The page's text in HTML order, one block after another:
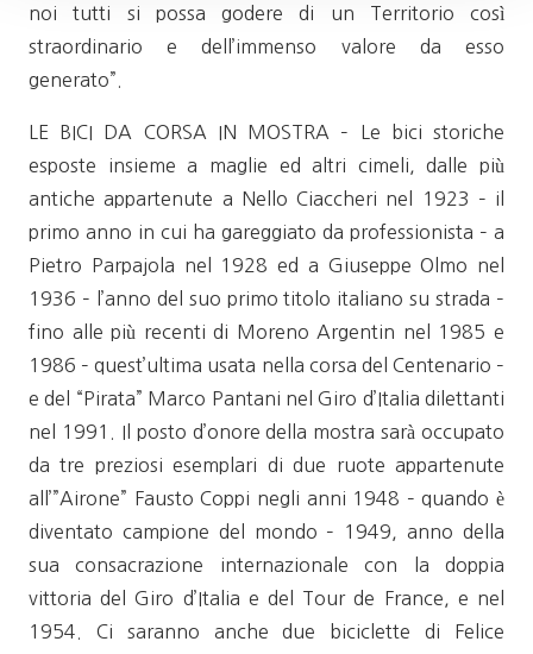
noi tutti si possa godere di un Territorio così
straordinario e dell’immenso valore da esso
generato”.
LE BICI DA CORSA IN MOSTRA – Le bici storiche
esposte insieme a maglie ed altri cimeli, dalle più
antiche appartenute a Nello Ciaccheri nel 1923 – il
primo anno in cui ha gareggiato da professionista – a
Pietro Parpajola nel 1928 ed a Giuseppe Olmo nel
1936 – l’anno del suo primo titolo italiano su strada –
fino alle più recenti di Moreno Argentin nel 1985 e
1986 – quest’ultima usata nella corsa del Centenario –
e del “Pirata” Marco Pantani nel Giro d’Italia dilettanti
nel 1991. Il posto d’onore della mostra sarà occupato
da tre preziosi esemplari di due ruote appartenute
all’”Airone” Fausto Coppi negli anni 1948 – quando è
diventato campione del mondo – 1949, anno della
sua consacrazione internazionale con la doppia
vittoria del Giro d’Italia e del Tour de France, e nel
1954. Ci saranno anche due biciclette di Felice